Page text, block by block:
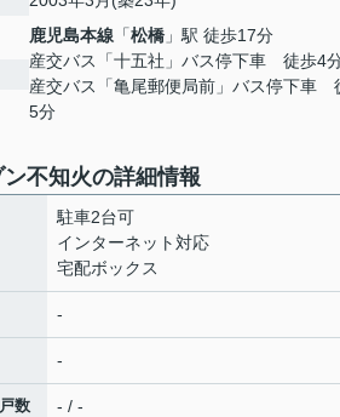
鹿児島本線 「松橋 」駅 徒歩17分
産交バス「十五社」バス停下車 徒歩4
産交バス「亀尾郵便局前」バス停下車
5分
不知火の詳細情報
駐車2台可
インターネット対応
宅配ボックス
-
-
数 - / -